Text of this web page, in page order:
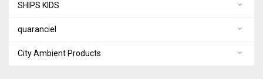
SHIPS KIDS
quaranciel
City Ambient Products